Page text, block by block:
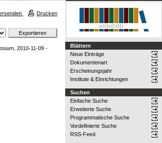
Drucken
2010-11-09 -
Blättern
Neue Einträge
Dokumentenart
Erscheinungsjahr
Institute & Einrichtungen
Suchen
Einfache Suche
Erweiterte Suche
Programmatische Suche
Vordefinierte Suche
RSS-Feed